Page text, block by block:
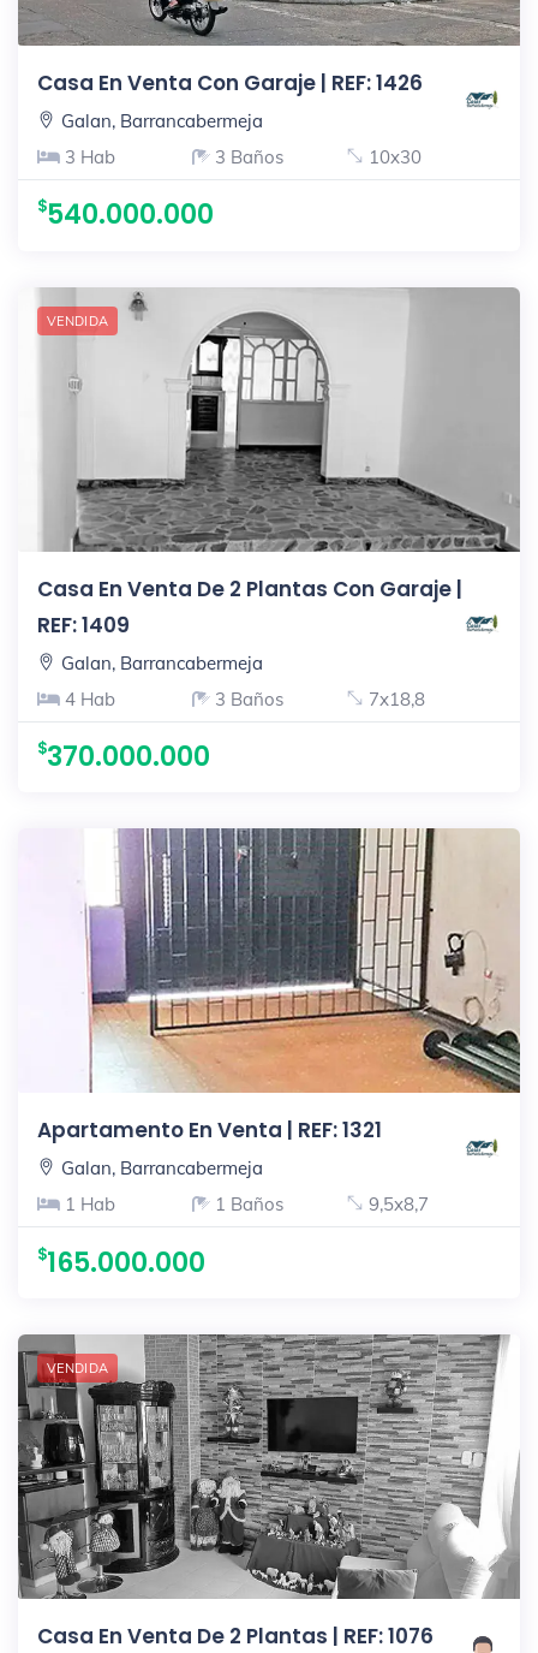
Casa En Venta Con Garaje | REF: 1426
Galan, Barrancabermeja
3 Hab
3 Baños 10x30
540.000.000
VENDIDA
Casa En Venta De 2 Plantas Con Garaje |
REF: 1409
Galan, Barrancabermeja
4 Hab
3 Baños 7x18,8
370.000.000
Apartamento En Venta | REF: 1321
Galan, Barrancabermeja
1 Hab
1 Baños 9,5x8,7
165.000.000
VENDIDA
Casa En Venta De 2 Plantas | REF: 1076